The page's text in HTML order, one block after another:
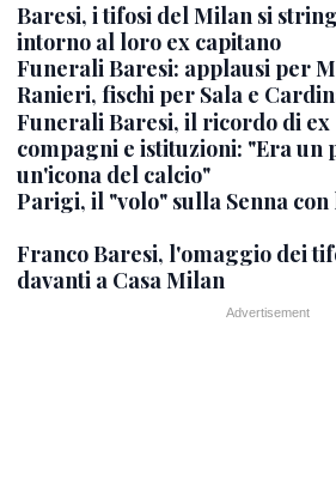
Baresi, i tifosi del Milan si
intorno al loro ex capitano
Funerali Baresi: applausi per
Ranieri, fischi per Sala e
Funerali Baresi, il ricordo di ex
compagni e istituzioni: "Era un
un'icona del calcio"
Parigi, il "volo" sulla Senna con
Franco Baresi, l'omaggio dei
davanti a Casa Milan